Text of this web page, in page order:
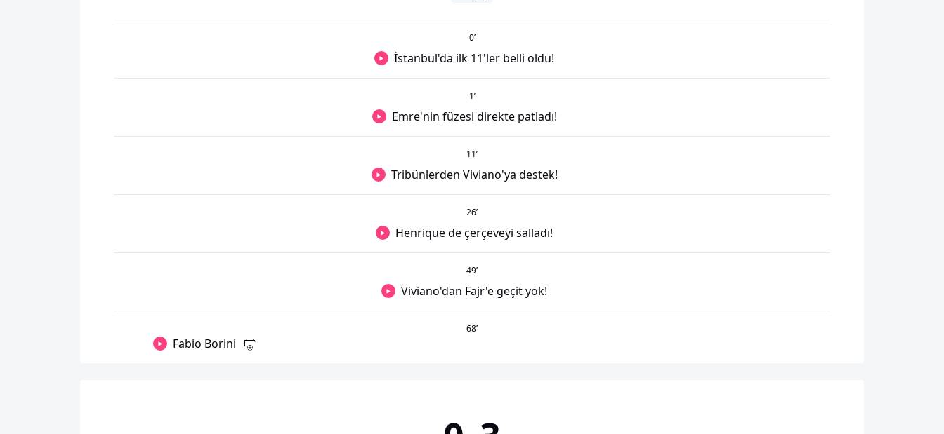
0’
İstanbul'da ilk 11'ler belli oldu!
1’
Emre'nin füzesi direkte patladı!
11’
Tribünlerden Viviano'ya destek!
26’
Henrique de çerçeveyi salladı!
49’
Viviano'dan Fajr'e geçit yok!
68’
Fabio Borini